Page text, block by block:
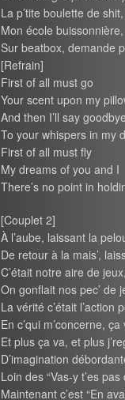
La p’tite boulette de
Mon école
Sur beatbox, demande
[Refrain]
First of all must go
Your scent upon my
And then I’ll say goodbye
To your whispers in my
First of all must fly
My dreams of you and I
There’s no point in
[Couplet 2]
À l’aube, laissant la
De retour à la mais’,
C’était notre aire de
On gonflait nos pec’ de
La vérité c’était l’action
En c’qui m’concerne,
Et plus ça va, et plus
D’imagination
Loin des “Vas-y t’es
Maintenant c’est “En